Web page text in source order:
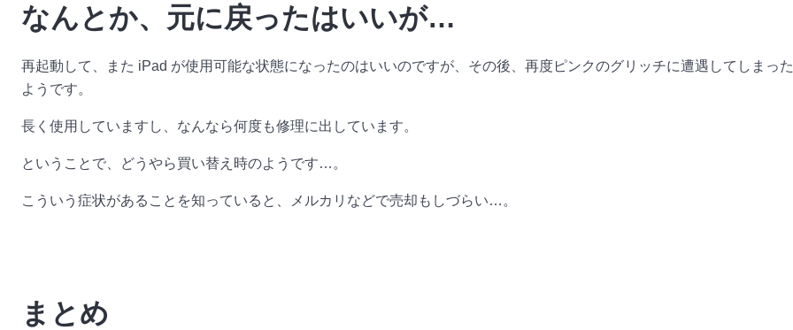
なんとか、元に戻ったはいいが…
再起動して、また iPad が使用可能な状態になったのはいいのですが、その後、再度ピンクのグリッチに遭遇してしまっ
ようです。
長く使用していますし、なんなら何度も修理に出しています。
ということで、どうやら買い替え時のようです…。
こういう症状があることを知っていると、メルカリなどで売却もしづらい…。
まとめ